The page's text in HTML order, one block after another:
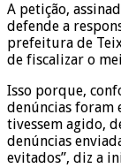
A petição,
defende a
prefeitura de
de fiscalizar o
Isso porque,
denúncias foram
tivessem agido,
denúncias
evitados”, diz a